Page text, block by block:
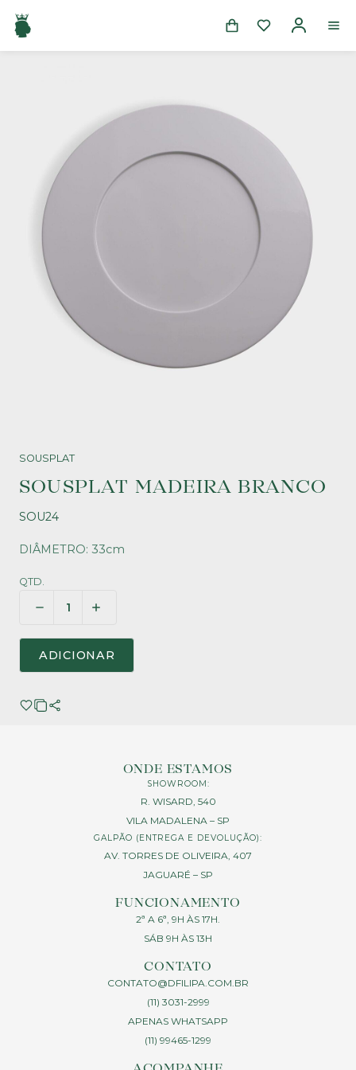
SOUSPLAT
SOUSPLAT MADEIRA BRANCO
SOU24
DIÂMETRO: 33cm
QTD.
ADICIONAR
ONDE ESTAMOS
SHOWROOM:
R. WISARD, 540
VILA MADALENA – SP
GALPÃO (ENTREGA E DEVOLUÇÃO):
AV. TORRES DE OLIVEIRA, 407
JAGUARÉ – SP
FUNCIONAMENTO
2ª A 6ª, 9H ÀS 17H.
SÁB 9H ÀS 13H
CONTATO
CONTATO@DFILIPA.COM.BR
(11) 3031-2999
APENAS WHATSAPP
(11) 99465-1299